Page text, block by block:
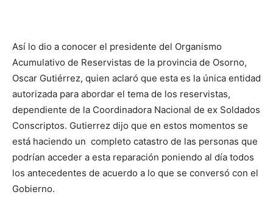
Así lo dio a conocer el presidente del Organismo
Acumulativo de Reservistas de la provincia de Osorno,
Oscar Gutiérrez, quien aclaró que esta es la única entidad
autorizada para abordar el tema de los reservistas,
dependiente de la Coordinadora Nacional de ex Soldados
Conscriptos. Gutierrez dijo que en estos momentos se
está haciendo un completo catastro de las personas que
podrían acceder a esta reparación poniendo al día todos
los antecedentes de acuerdo a lo que se conversó con el
Gobierno.